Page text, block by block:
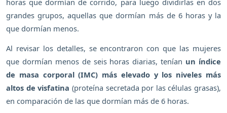
grandes grupos, aquellas que dormían más de 6 horas y la
que dormían menos.
Al revisar los detalles, se encontraron con que las mujeres
que dormían menos de seis horas diarias, tenían un índice
de masa corporal (IMC) más elevado y los niveles más
altos de visfatina (proteína secretada por las células grasas),
en comparación de las que dormían más de 6 horas.